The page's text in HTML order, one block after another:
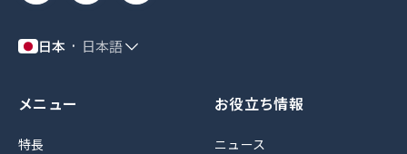
日本 日本語
メニュー
特長
お役立ち情報
ニュース